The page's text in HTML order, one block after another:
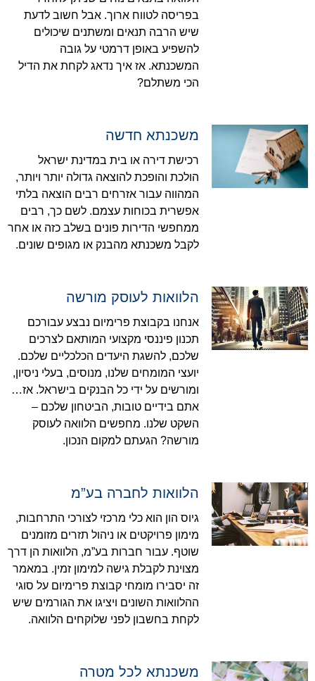
בפריסה לטווח ארוך. אבל חשוב לדעת
שיש הרבה תנאים ומשתנים שיכולים
להשפיע באופן דרמטי על גובה
המשכנתא. אז איך נדאג לקחת את הדיל
הכי משתלם?
משכנתא חדשה
רכישת דירה או בית במדינת ישראל
הולכת והופכת להוצאה גדולה יותר ויותר,
המהווה עבור אזרחים רבים הוצאה בלתי
אפשרית בכוחות עצמם. לשם כך, רבים
ממחפשי הדירות פונים בשלב כזה או אחר
לקבל משכנתא מהבנק או מגופים שונים.
הלוואות לעוסק מורשה
אנחנו בקבוצת פרימיום נבצע עבורכם
תכנון פיננסי מקצועי המותאם לצרכים
שלכם, להשגת היעדים הכלכליים שלכם.
יועצי המומחים שלנו, מנוסים, בעלי ניסיון,
ומורשים על ידי כל הבנקים בישראל. אז…
אתם בידיים טובות, הביטחון שלכם –
השקט שלנו. מחפשים הלוואה לעוסק
מורשה? הגעתם למקום הנכון.
הלוואות לחברה בע”מ
גיוס הון הוא כלי מרכזי לצורכי התרחבות,
מימון פרויקטים או ניהול תזרים מזומנים
שוטף. עבור חברות בע”מ, הלוואות הן דרך
מצוינת לקבלת גישה למימון זמין. במאמר
זה יסבירו מומחי קבוצת פרימיום על סוגי
ההלוואות השונים ויציגו את הגורמים שיש
לקחת בחשבון לפני שלוקחים הלוואה.
משכנתא לכל מטרה